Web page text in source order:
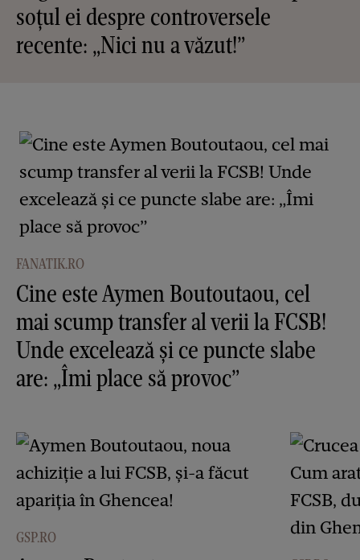
soțul ei despre controversele
recente: „Nici nu a văzut!”
FANATIK.RO
Cine este Aymen Boutoutaou, cel
mai scump transfer al verii la FCSB!
Unde excelează și ce puncte slabe
are: „Îmi place să provoc”
GSP.RO